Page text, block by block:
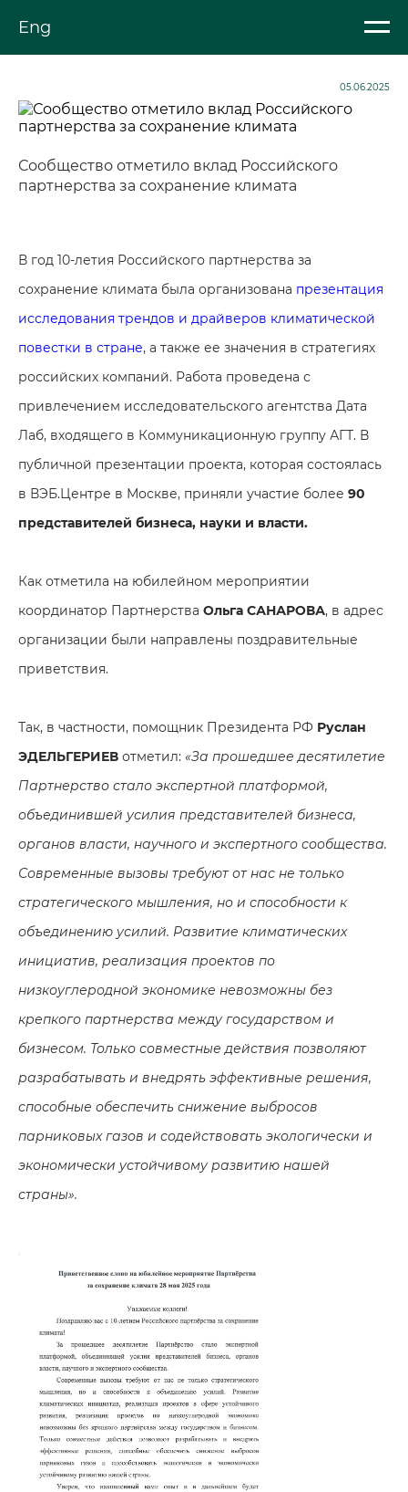
Eng
05.06.2025
Сообщество отметило вклад Российского
партнерства за сохранение климата
В год 10-летия Российского партнерства за
сохранение климата была организована презентация
исследования трендов и драйверов климатической
повестки в стране, а также ее значения в стратегиях
российских компаний. Работа проведена с
привлечением исследовательского агентства Дата
Лаб, входящего в Коммуникационную группу АГТ. В
публичной презентации проекта, которая состоялась
в ВЭБ.Центре в Москве, приняли участие более 90
представителей бизнеса, науки и власти.
Как отметила на юбилейном мероприятии
координатор Партнерства Ольга САНАРОВА, в адрес
организации были направлены поздравительные
приветствия.
Так, в частности, помощник Президента РФ Руслан
ЭДЕЛЬГЕРИЕВ отметил: «За прошедшее десятилетие
Партнерство стало экспертной платформой,
объединившей усилия представителей бизнеса,
органов власти, научного и экспертного сообщества.
Современные вызовы требуют от нас не только
стратегического мышления, но и способности к
объединению усилий. Развитие климатических
инициатив, реализация проектов по
низкоуглеродной экономике невозможны без
крепкого партнерства между государством и
бизнесом. Только совместные действия позволяют
разрабатывать и внедрять эффективные решения,
способные обеспечить снижение выбросов
парниковых газов и содействовать экологически и
экономически устойчивому развитию нашей
страны».